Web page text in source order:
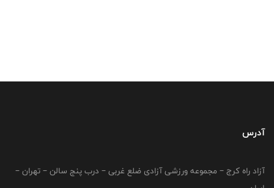
آدرس
آزاد راه کرج – مجموعه ورزشی آزادی ضلع غربی – درب پنج سالن – تهران –